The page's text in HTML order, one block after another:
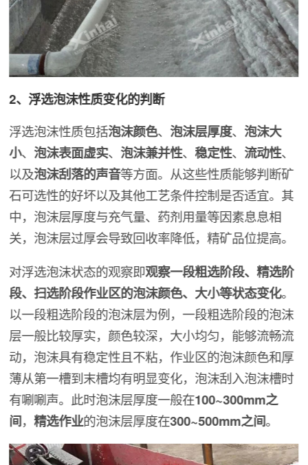
2、浮选泡沫性质变化的判断
浮选泡沫性质包括泡沫颜色、泡沫层厚度、泡沫大
小、泡沫表面虚实、泡沫兼并性、稳定性、流动性、
以及泡沫刮落的声音等方面。从这些性质能够判断矿
石可选性的好坏以及其他工艺条件控制是否适宜。其
中，泡沫层厚度与充气量、药剂用量等因素息息相
关，泡沫层过厚会导致回收率降低，精矿品位提高。
对浮选泡沫状态的观察即观察一段粗选阶段、精选阶
段、扫选阶段作业区的泡沫颜色、大小等状态变化。
以一段粗选阶段的泡沫层为例，一段粗选阶段的泡沫
层一般比较厚实，颜色较深，大小均匀，能够流畅流
动，泡沫具有稳定性且不粘，作业区的泡沫颜色和厚
薄从第一槽到末槽均有明显变化，泡沫刮入泡沫槽时
有唰唰声。此时泡沫层厚度一般在100~300mm之
间，精选作业的泡沫层厚度在300~500mm之间。